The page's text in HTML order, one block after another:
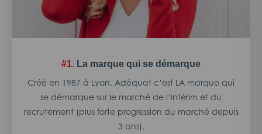
#1. La marque qui se démarque
Créé en 1987 à Lyon, Adéquat c’est LA marque qui
se démarque sur le marché de l’intérim et du
recrutement (plus forte progression du marché depuis
3 ans).